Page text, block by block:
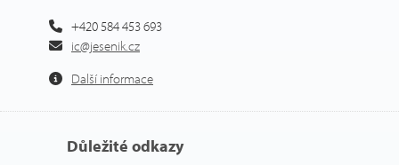
+420 584 453 693
ic@jesenik.cz
Další informace
Důležité odkazy